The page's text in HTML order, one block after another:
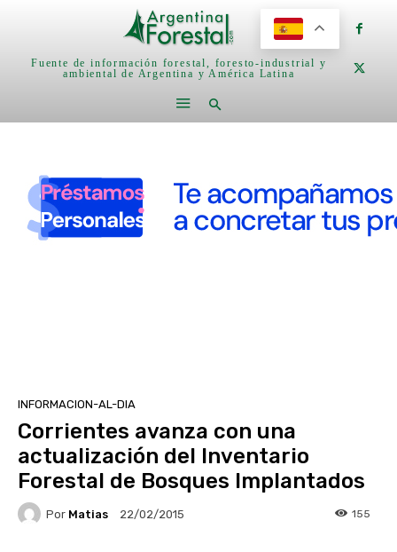
Fuente de información forestal, foresto-industrial y
ambiental de Argentina y América Latina
INFORMACION-AL-DIA
Corrientes avanza con una
actualización del Inventario
Forestal de Bosques Implantados
Por Matias 22/02/2015 155